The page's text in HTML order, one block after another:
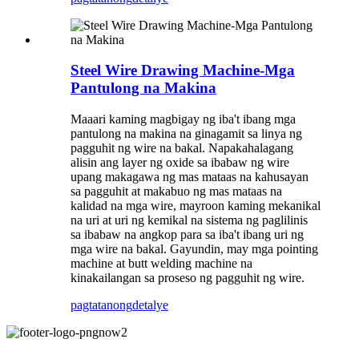
Steel Wire Drawing Machine-Mga
Pantulong na Makina
Maaari kaming magbigay ng iba't ibang mga
pantulong na makina na ginagamit sa linya ng
pagguhit ng wire na bakal. Napakahalagang
alisin ang layer ng oxide sa ibabaw ng wire
upang makagawa ng mas mataas na kahusayan
sa pagguhit at makabuo ng mas mataas na
kalidad na mga wire, mayroon kaming mekanikal
na uri at uri ng kemikal na sistema ng paglilinis
sa ibabaw na angkop para sa iba't ibang uri ng
mga wire na bakal. Gayundin, may mga pointing
machine at butt welding machine na
kinakailangan sa proseso ng pagguhit ng wire.
pagtatanongdetalye